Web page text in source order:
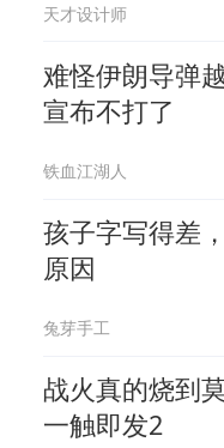
天才设计师
难怪伊朗导弹
宣布不打了
铁血江湖人
孩子字写得差
原因
兔芽手工
战火真的烧到
一触即发2